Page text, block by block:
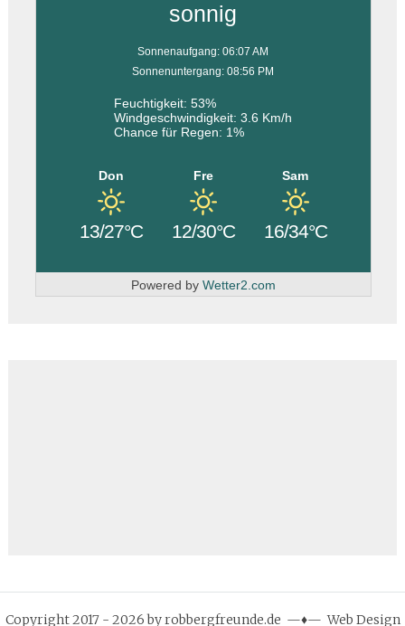
sonnig
Sonnenaufgang: 06:07 AM
Sonnenuntergang: 08:56 PM
Feuchtigkeit: 53%
Windgeschwindigkeit: 3.6 Km/h
Chance für Regen: 1%
Don
13/27°C
Fre
12/30°C
Sam
16/34°C
Powered by Wetter2.com
Copyright 2017 - 2026 by robbergfreunde.de —♦— Web Design